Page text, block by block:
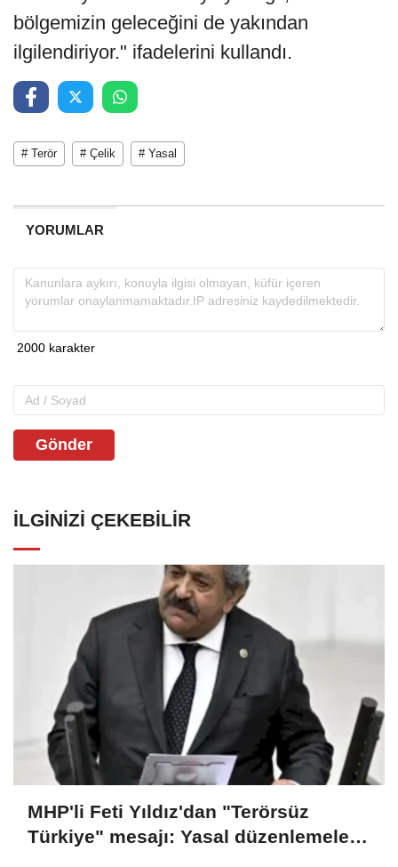
bölgemizin geleceğini de yakından
ilgilendiriyor." ifadelerini kullandı.
# Terör # Çelik # Yasal
YORUMLAR
Gönder
İLGINIZI ÇEKEBILIR
MHP'li Feti Yıldız'dan "Terörsüz
Türkiye" mesajı: Yasal düzenlemeler